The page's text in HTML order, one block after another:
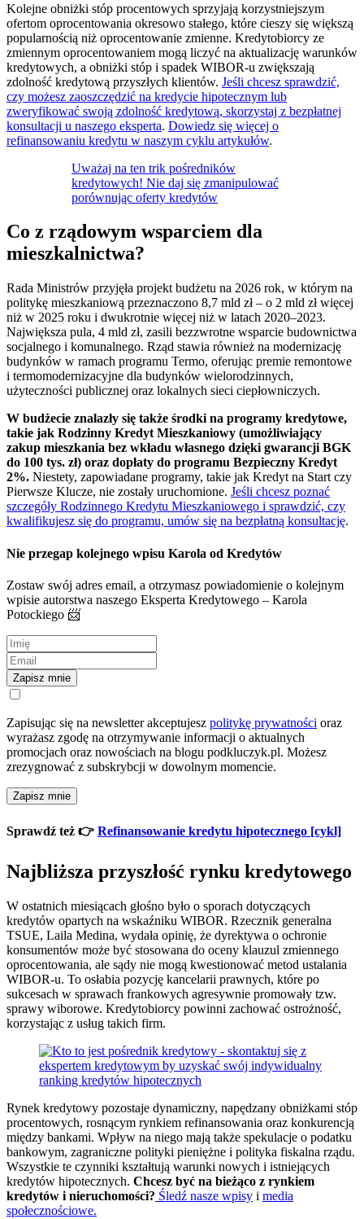
Kolejne obniżki stóp procentowych sprzyjają korzystniejszym
ofertom oprocentowania okresowo stałego, które cieszy się większą
popularnością niż oprocentowanie zmienne. Kredytobiorcy ze
zmiennym oprocentowaniem mogą liczyć na aktualizację warunków
kredytowych, a obniżki stóp i spadek WIBOR-u zwiększają
zdolność kredytową przyszłych klientów. Jeśli chcesz sprawdzić,
czy możesz zaoszczędzić na kredycie hipotecznym lub
zweryfikować swoją zdolność kredytową, skorzystaj z bezpłatnej
konsultacji u naszego eksperta. Dowiedz się więcej o
refinansowaniu kredytu w naszym cyklu artykułów.
Uważaj na ten trik pośredników
kredytowych! Nie daj się zmanipulować
porównując oferty kredytów
Co z rządowym wsparciem dla
mieszkalnictwa?
Rada Ministrów przyjęła projekt budżetu na 2026 rok, w którym na
politykę mieszkaniową przeznaczono 8,7 mld zł – o 2 mld zł więcej
niż w 2025 roku i dwukrotnie więcej niż w latach 2020–2023.
Największa pula, 4 mld zł, zasili bezzwrotne wsparcie budownictwa
socjalnego i komunalnego. Rząd stawia również na modernizację
budynków w ramach programu Termo, oferując premie remontowe
i termomodernizacyjne dla budynków wielorodzinnych,
użyteczności publicznej oraz lokalnych sieci ciepłowniczych.
W budżecie znalazły się także środki na programy kredytowe,
takie jak Rodzinny Kredyt Mieszkaniowy (umożliwiający
zakup mieszkania bez wkładu własnego dzięki gwarancji BGK
do 100 tys. zł) oraz dopłaty do programu Bezpieczny Kredyt
2%. Niestety, zapowiadane programy, takie jak Kredyt na Start czy
Pierwsze Klucze, nie zostały uruchomione. Jeśli chcesz poznać
szczegóły Rodzinnego Kredytu Mieszkaniowego i sprawdzić, czy
kwalifikujesz się do programu, umów się na bezpłatną konsultację.
Nie przegap kolejnego wpisu Karola od Kredytów
Zostaw swój adres email, a otrzymasz powiadomienie o kolejnym
wpisie autorstwa naszego Eksperta Kredytowego – Karola
Potockiego 📨
Zapisz mnie
Zapisując się na newsletter akceptujesz politykę prywatności oraz
wyrażasz zgodę na otrzymywanie informacji o aktualnych
promocjach oraz nowościach na blogu podkluczyk.pl. Możesz
zrezygnować z subskrybcji w dowolnym momencie.
Zapisz mnie
Sprawdź też 👉 Refinansowanie kredytu hipotecznego [cykl]
Najbliższa przyszłość rynku kredytowego
W ostatnich miesiącach głośno było o sporach dotyczących
kredytów opartych na wskaźniku WIBOR. Rzecznik generalna
TSUE, Laila Medina, wydała opinię, że dyrektywa o ochronie
konsumentów może być stosowana do oceny klauzul zmiennego
oprocentowania, ale sądy nie mogą kwestionować metod ustalania
WIBOR-u. To osłabia pozycję kancelarii prawnych, które po
sukcesach w sprawach frankowych agresywnie promowały tzw.
sprawy wiborowe. Kredytobiorcy powinni zachować ostrożność,
korzystając z usług takich firm.
Rynek kredytowy pozostaje dynamiczny, napędzany obniżkami stóp
procentowych, rosnącym rynkiem refinansowania oraz konkurencją
między bankami. Wpływ na niego mają także spekulacje o podatku
bankowym, zagraniczne polityki pieniężne i polityka fiskalna rządu.
Wszystkie te czynniki kształtują warunki nowych i istniejących
kredytów hipotecznych. Chcesz być na bieżąco z rynkiem
kredytów i nieruchomości? Śledź nasze wpisy i media
społecznościowe.